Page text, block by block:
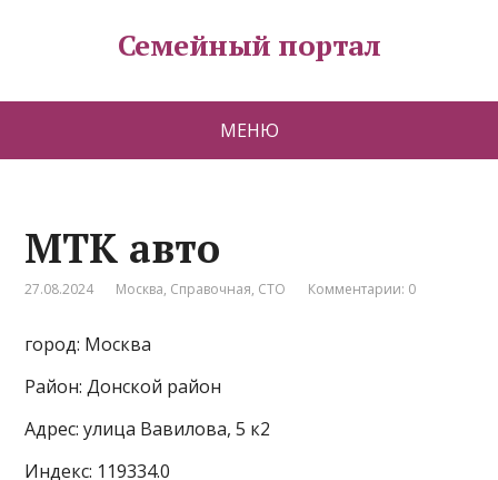
Семейный портал
МЕНЮ
МТК авто
27.08.2024 Москва, Справочная, СТО Комментарии: 0
город: Москва
Район: Донской район
Адрес: улица Вавилова, 5 к2
Индекс: 119334.0